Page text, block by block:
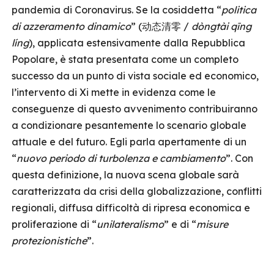
pandemia di Coronavirus. Se la cosiddetta “politica
di azzeramento dinamico” (动态清零 / dòngtài qīng
líng), applicata estensivamente dalla Repubblica
Popolare, è stata presentata come un completo
successo da un punto di vista sociale ed economico,
l’intervento di Xi mette in evidenza come le
conseguenze di questo avvenimento contribuiranno
a condizionare pesantemente lo scenario globale
attuale e del futuro. Egli parla apertamente di un
“nuovo periodo di turbolenza e cambiamento”. Con
questa definizione, la nuova scena globale sarà
caratterizzata da crisi della globalizzazione, conflitti
regionali, diffusa difficoltà di ripresa economica e
proliferazione di “unilateralismo” e di “misure
protezionistiche”.